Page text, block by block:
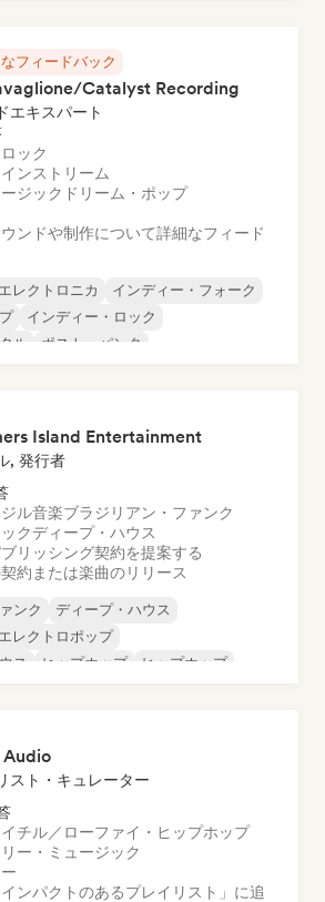
フィードバック
Catalyst Recording
エキスパート
ック
ンストリーム
ジック ドリーム・ポップ
ンドや制作について詳細なフィード
エレクトロニカ
インディー・フォーク
インディー・ロック
ル
ポスト・パンク
Island Entertainment
, 発行者
ル音楽ブラジリアン・ファンク
クディープ・ハウス
リッシング契約を提案する
約または楽曲のリリース
ンク
ディープ・ハウス
エレクトロポップ
ス
ヒップホップ
ヒップホップ
スト・キュレーター
チル／ローファイ・ヒップホップ
ー・ミュージック
ンパクトのあるプレイリスト」に追